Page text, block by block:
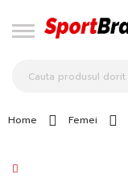
Home Femei